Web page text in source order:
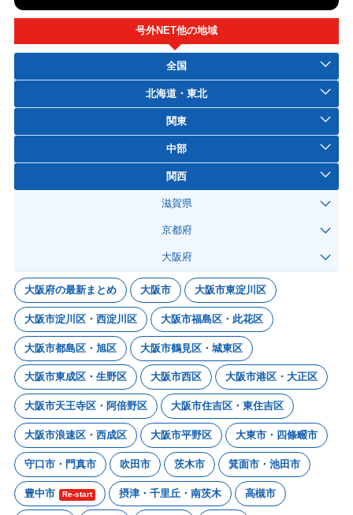
号外NET他の地域
全国
北海道・東北
関東
中部
関西
滋賀県
京都府
大阪府
大阪府の最新まとめ 大阪市 大阪市東淀川区
大阪市淀川区・西淀川区 大阪市福島区・此花区
大阪市都島区・旭区 大阪市鶴見区・城東区
大阪市東成区・生野区 大阪市西区 大阪市港区・大正区
大阪市天王寺区・阿倍野区 大阪市住吉区・東住吉区
大阪市浪速区・西成区 大阪市平野区 大東市・四條畷市
守口市・門真市 吹田市 茨木市 箕面市・池田市
豊中市 Re-start 摂津・千里丘・南茨木 高槻市